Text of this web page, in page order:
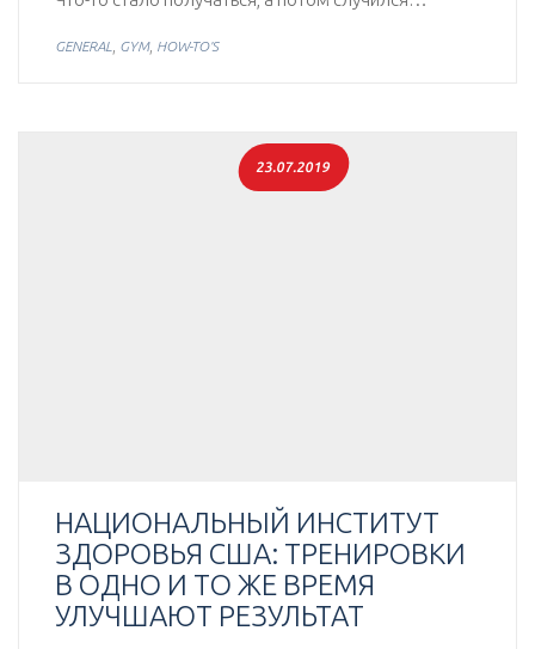
GENERAL , GYM, HOW-TO'S
НАЦИОНАЛЬНЫЙ ИНСТИТУТ
ЗДОРОВЬЯ США: ТРЕНИРОВКИ
В ОДНО И ТО ЖЕ ВРЕМЯ
УЛУЧШАЮТ РЕЗУЛЬТАТ
23.07.2019